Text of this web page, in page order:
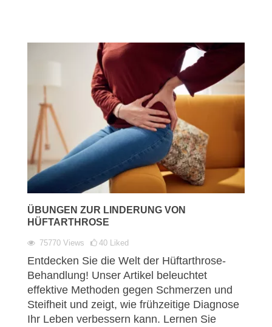
ÜBUNGEN ZUR LINDERUNG VON
HÜFTARTHROSE
75770 Views 40 Liked
Entdecken Sie die Welt der Hüftarthrose-
Behandlung! Unser Artikel beleuchtet
effektive Methoden gegen Schmerzen und
Steifheit und zeigt, wie frühzeitige Diagnose
Ihr Leben verbessern kann. Lernen Sie